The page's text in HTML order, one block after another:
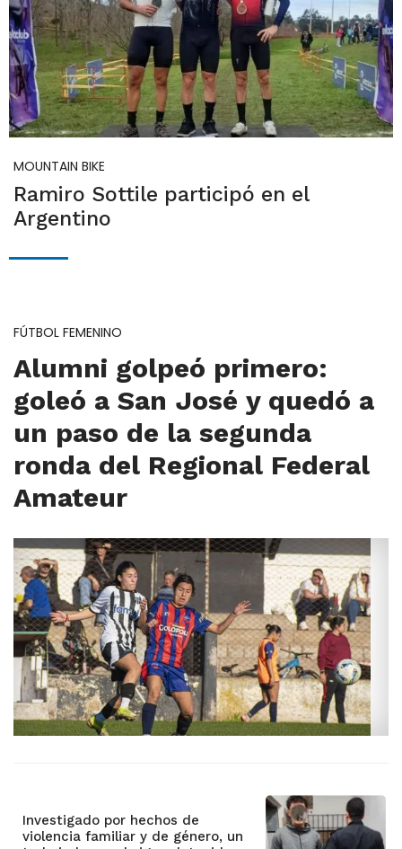
MOUNTAIN BIKE
Ramiro Sottile participó en el
Argentino
FÚTBOL FEMENINO
Alumni golpeó primero:
goleó a San José y quedó a
un paso de la segunda
ronda del Regional Federal
Amateur
Investigado por hechos de
violencia familiar y de género, un